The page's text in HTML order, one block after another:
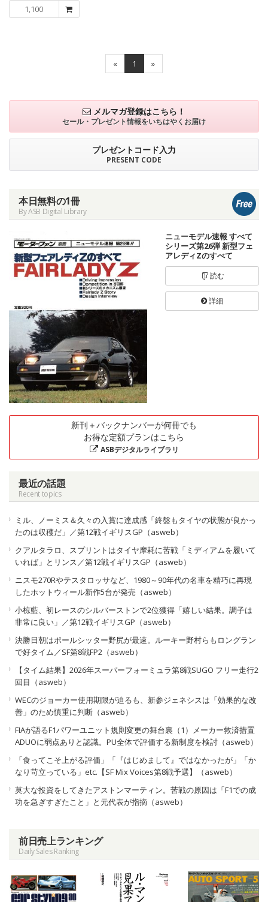
1,100
« 1 »
メルマガ登録はこちら！
セール・プレゼント情報をいちはやくお届け
プレゼントコード入力
PRESENT CODE
本日無料の1冊
By ASB Digital Library
ニューモデル速報 すべて
シリーズ第26弾 新型フェ
アレディZのすべて
読む
詳細
新刊＋バックナンバーが何冊でも
お得な定額プランはこちら
ASBデジタルライブラリ
最近の話題
Recent topics
ミル、ノーミス＆久々の入賞に達成感「終盤もタイヤの状態が良かっ
たのは収穫だ」／第12戦イギリスGP（asweb）
クアルタラロ、スプリントはタイヤ摩耗に苦戦「ミディアムを履いて
いれば」とリンス／第12戦イギリスGP（asweb）
ニスモ270Rやテスタロッサなど、1980～90年代の名車を精巧に再現
したホットウィール新作5台が発売（asweb）
小椋藍、初レースのシルバーストンで2位獲得「嬉しい結果。調子は
非常に良い」／第12戦イギリスGP（asweb）
決勝日朝はポールシッター野尻が最速。ルーキー野村らもロングラン
で好タイム／SF第8戦FP2（asweb）
【タイム結果】2026年スーパーフォーミュラ第8戦SUGO フリー走行2
回目（asweb）
WECのジョーカー使用期限が迫るも、新参ジェネシスは「効果的な改
善」のため慎重に判断（asweb）
FIAが語るF1パワーユニット規則変更の舞台裏（1）メーカー救済措置
ADUOに弱点ありと認識。PU全体で評価する新制度を検討（asweb）
「食ってこそ上がる評価」「『はじめまして』ではなかったが」「か
なり苛立っている」etc.【SF Mix Voices第8戦予選】（asweb）
莫大な投資をしてきたアストンマーティン。苦戦の原因は「F1での成
功を急ぎすぎたこと」と元代表が指摘（asweb）
前日売上ランキング
Daily Sales Ranking